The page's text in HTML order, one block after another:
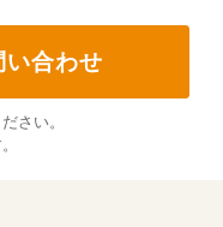
い合わせ
さい。